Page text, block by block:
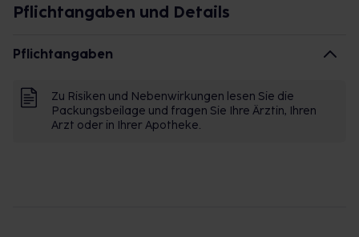
Pflichtangaben und Details
Pflichtangaben
Zu Risiken und Nebenwirkungen lesen Sie die
Packungsbeilage und fragen Sie Ihre Ärztin, Ihren
Arzt oder in Ihrer Apotheke.